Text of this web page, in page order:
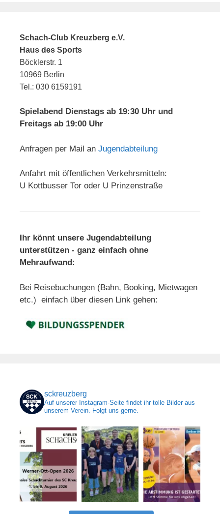
Schach-Club Kreuzberg e.V.
Haus des Sports
Böcklerstr. 1
10969 Berlin
Tel.: 030 6159191
Spielabend Dienstags ab 19:30 Uhr und
Freitags ab 19:00 Uhr
Anfragen per Mail an Jugendabteilung
Anfahrt mit öffentlichen Verkehrsmitteln:
U Kottbusser Tor oder U Prinzenstraße
Ihr könnt unsere Jugendabteilung
unterstützen - ganz einfach ohne
Mehraufwand:
Bei Reisebuchungen (Bahn, Booking, Mietwagen
etc.) einfach über diesen Link gehen:
sckreuzberg
Auf unserer Instagram-Seite findet ihr tolle Bilder aus
unserem Verein. Folgt uns gerne.